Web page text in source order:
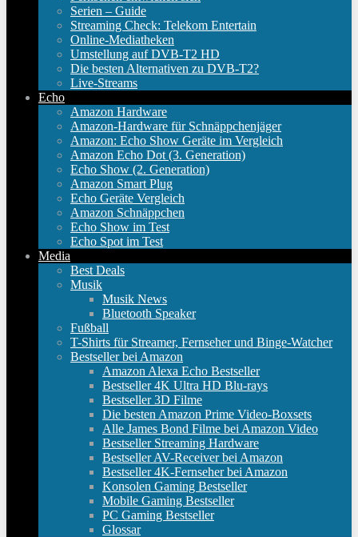
Serien – Guide
Streaming Check: Telekom Entertain
Online-Mediatheken
Umstellung auf DVB-T2 HD
Die besten Alternativen zu DVB-T2?
Live-Streams
Echo
Amazon Hardware
Amazon-Hardware für Schnäppchenjäger
Amazon: Echo Show Geräte im Vergleich
Amazon Echo Dot (3. Generation)
Echo Show (2. Generation)
Amazon Smart Plug
Echo Geräte Vergleich
Amazon Schnäppchen
Echo Show im Test
Echo Spot im Test
Media
Best Deals
Musik
Musik News
Bluetooth Speaker
Fußball
T-Shirts für Streamer, Fernseher und Binge-Watcher
Bestseller bei Amazon
Amazon Alexa Echo Bestseller
Bestseller 4K Ultra HD Blu-rays
Bestseller 3D Filme
Die besten Amazon Prime Video-Boxsets
Alle James Bond Filme bei Amazon Video
Bestseller Streaming Hardware
Bestseller AV-Receiver bei Amazon
Bestseller 4K-Fernseher bei Amazon
Konsolen Gaming Bestseller
Mobile Gaming Bestseller
PC Gaming Bestseller
Glossar